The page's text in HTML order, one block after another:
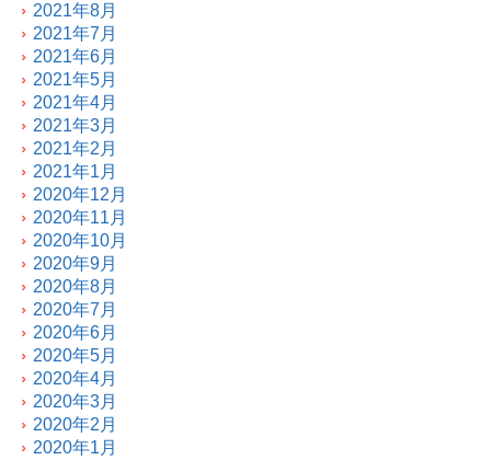
2021年8月
2021年7月
2021年6月
2021年5月
2021年4月
2021年3月
2021年2月
2021年1月
2020年12月
2020年11月
2020年10月
2020年9月
2020年8月
2020年7月
2020年6月
2020年5月
2020年4月
2020年3月
2020年2月
2020年1月